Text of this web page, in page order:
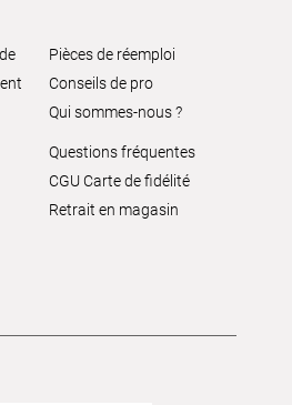
Pièces de réemploi
Conseils de pro
Qui sommes-nous ?
Questions fréquentes
CGU Carte de fidélité
Retrait en magasin